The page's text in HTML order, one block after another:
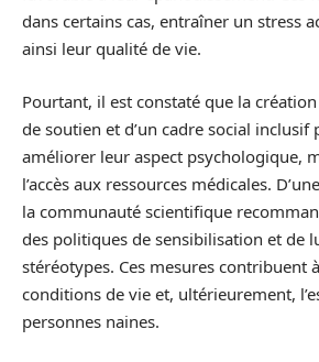
dans certains cas, entraîner un stress
ainsi leur qualité de vie.
Pourtant, il est constaté que la
de soutien et d’un cadre social
améliorer leur aspect psychologique,
l’accès aux ressources médicales.
la communauté scientifique
des politiques de sensibilisation et de
stéréotypes. Ces mesures contribuent
conditions de vie et, ultérieurement,
personnes naines.